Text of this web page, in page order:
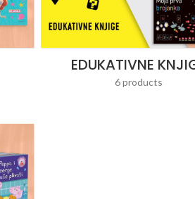
EDUKATIVNE
6 products